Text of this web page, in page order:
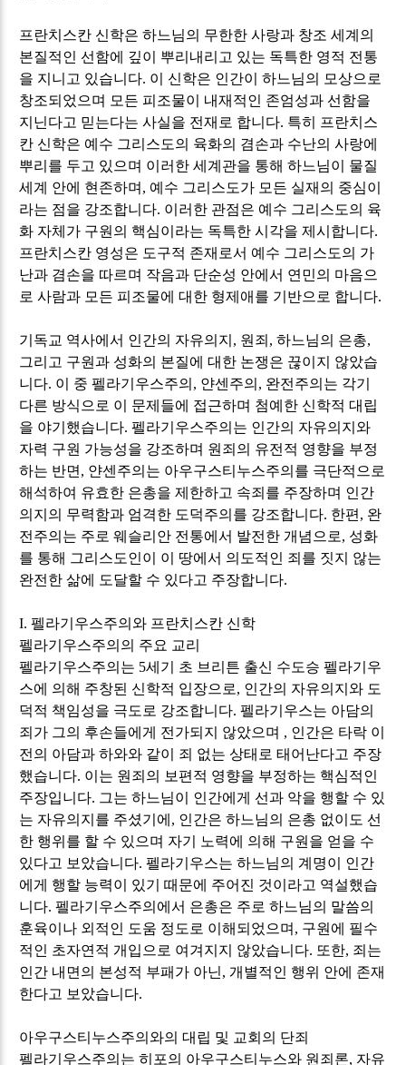
프란치스칸 신학은 하느님의 무한한 사랑과 창조 세계의
본질적인 선함에 깊이 뿌리내리고 있는 독특한 영적 전통
을 지니고 있습니다. 이 신학은 인간이 하느님의 모상으로
창조되었으며 모든 피조물이 내재적인 존엄성과 선함을
지닌다고 믿는다는 사실을 전재로 합니다. 특히 프란치스
칸 신학은 예수 그리스도의 육화의 겸손과 수난의 사랑에
뿌리를 두고 있으며 이러한 세계관을 통해 하느님이 물질
세계 안에 현존하며 , 예수 그리스도가 모든 실재의 중심이
라는 점을 강조합니다. 이러한 관점은 예수 그리스도의 육
화 자체가 구원의 핵심이라는 독특한 시각을 제시합니다.
프란치스칸 영성은 도구적 존재로서 예수 그리스도의 가
난과 겸손을 따르며 작음과 단순성 안에서 연민의 마음으
로 사람과 모든 피조물에 대한 형제애를 기반으로 합니다.
기독교 역사에서 인간의 자유의지 , 원죄 ,하느님의 은총,
그리고 구원과 성화의 본질에 대한 논쟁은 끊이지 않았습
니다. 이 중 펠라기우스주의 , 얀센주의 , 완전주의는 각기
다른 방식으로 이 문제들에 접근하며 첨예한 신학적 대립
을 야기했습니다.펠라기우스주의는 인간의 자유의지와
자력 구원 가능성을 강조하며 원죄의 유전적 영향을 부정
하는 반면 , 얀센주의는 아우구스티누스주의를 극단적으로
해석하여 유효한 은총을 제한하고 속죄를 주장하며 인간
의지의 무력함과 엄격한 도덕주의를 강조합니다. 한편 , 완
전주의는 주로 웨슬리안 전통에서 발전한 개념으로, 성화
를 통해 그리스도인이 이 땅에서 의도적인 죄를 짓지 않는
완전한 삶에 도달할 수 있다고 주장합니다.
I.펠라기우스주의와 프란치스칸 신학
펠라기우스주의의 주요 교리
펠라기우스주의는 5세기 초 브리튼 출신 수도승 펠라기우
스에 의해 주창된 신학적 입장으로, 인간의 자유의지와 도
덕적 책임성을 극도로 강조합니다.펠라기우스는 아담의
죄가 그의 후손들에게 전가되지 않았으며 , 인간은 타락 이
전의 아담과 하와와 같이 죄 없는 상태로 태어난다고 주장
했습니다. 이는 원죄의 보편적 영향을 부정하는 핵심적인
주장입니다. 그는 하느님이 인간에게 선과 악을 행할 수 있
는 자유의지를 주셨기에 , 인간은 하느님의 은총 없이도 선
한 행위를 할 수 있으며 자기 노력에 의해 구원을 얻을 수
있다고 보았습니다.펠라기우스는 하느님의 계명이 인간
에게 행할 능력이 있기 때문에 주어진 것이라고 역설했습
니다.펠라기우스주의에서 은총은 주로 하느님의 말씀의
훈육이나 외적인 도움 정도로 이해되었으며 , 구원에 필수
적인 초자연적 개입으로 여겨지지 않았습니다. 또한, 죄는
인간 내면의 본성적 부패가 아닌,개별적인 행위 안에 존재
한다고 보았습니다.
아우구스티누스주의와의 대립 및 교회의 단죄
펠라기우스주의는 히포의 아우구스티누스와 원죄론, 자유